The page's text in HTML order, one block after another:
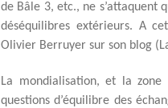
de Bâle 3, etc., ne s’attaquent
déséquilibres extérieurs. A
Olivier Berruyer sur son blog
La mondialisation, et la
questions d’équilibre des